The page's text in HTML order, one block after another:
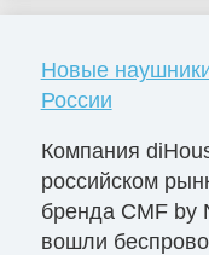
Новые
России
Компания
российском
бренда CMF by
вошли